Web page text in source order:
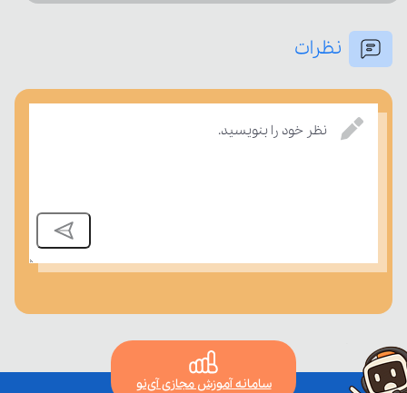
نظرات
نظر خود را بنویسید.
سامانه آموزش مجازی آی‌نو